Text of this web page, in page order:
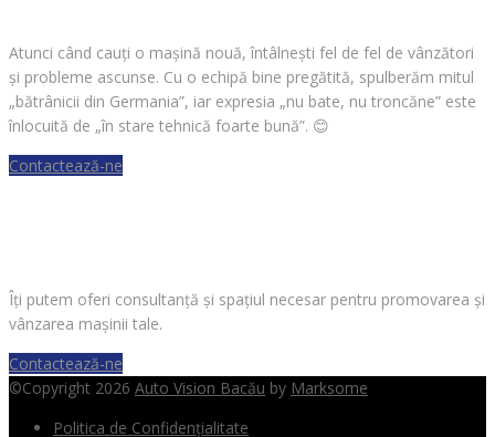
Atunci când cauți o mașină nouă, întâlnești fel de fel de vânzători
și probleme ascunse. Cu o echipă bine pregătită, spulberăm mitul
„bătrânicii din Germania”, iar expresia „nu bate, nu troncăne” este
înlocuită de „în stare tehnică foarte bună”. 😊
Contactează-ne
Îți putem oferi consultanță și spațiul necesar pentru promovarea și
vânzarea mașinii tale.
Contactează-ne
©Copyright 2026 Auto Vision Bacău by Marksome
Politica de Confidențialitate